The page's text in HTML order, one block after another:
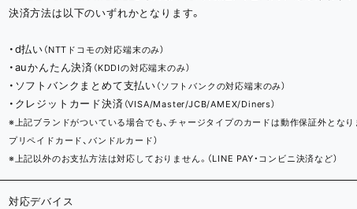
決済方法は以下のいずれかとなります。
・d払い （NTTドコモの対応端末のみ）
・auかんたん決済 （KDDIの対応端末のみ）
・ソフトバンクまとめて支払い （ソフトバンクの対応端末のみ）
・クレジットカード決済 （VISA/Master/JCB/AMEX/Diners）
※上記ブランドがついている場合でも、チャージタイプのカードは動作保証外となりま
プリペイドカード、バンドルカード）
※上記以外のお支払方法は対応しておりません。（LINE PAY・コンビニ決済など）
対応デバイス